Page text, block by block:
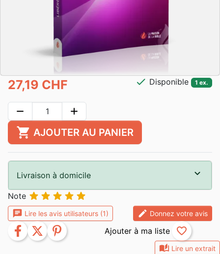
auto_stories Lire un extrait
27,19 CHF check Disponible 1 ex.
remove add
shopping_cart AJOUTER AU PANIER
Livraison à domicile
Note     
chat Lire les avis utilisateurs (1) edit Donnez votre avis
facebook twitter pinterest favorite_border